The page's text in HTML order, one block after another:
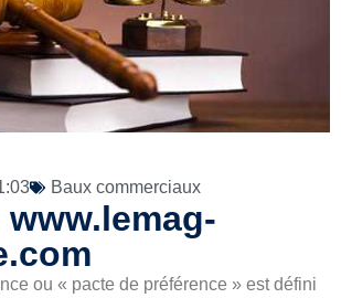
Baux commerciaux
ou « pacte de préférence » est défini